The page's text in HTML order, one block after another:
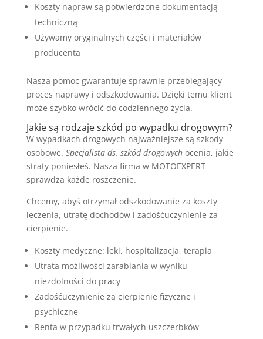
Koszty napraw są potwierdzone dokumentacją
techniczną
Używamy oryginalnych części i materiałów
producenta
Nasza pomoc gwarantuje sprawnie przebiegający
proces naprawy i odszkodowania. Dzięki temu klient
może szybko wrócić do codziennego życia.
Jakie są rodzaje szkód po wypadku drogowym?
W wypadkach drogowych najważniejsze są szkody
osobowe. Specjalista ds. szkód drogowychocenia, jakie
straty poniesłeś. Nasza firma w MOTOEXPERT
sprawdza każde roszczenie.
Chcemy, abyś otrzymał odszkodowanie za koszty
leczenia, utratę dochodów i zadośćuczynienie za
cierpienie.
Koszty medyczne: leki, hospitalizacja, terapia
Utrata możliwości zarabiania w wyniku
niezdolności do pracy
Zadośćuczynienie za cierpienie fizyczne i
psychiczne
Renta w przypadku trwałych uszczerbków